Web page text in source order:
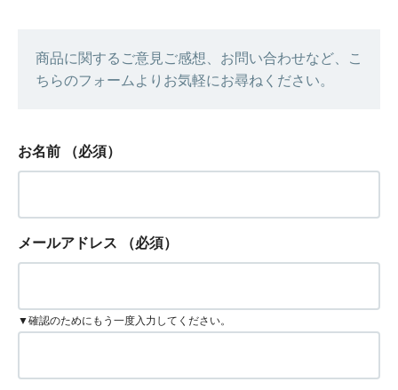
商品に関するご意見ご感想、お問い合わせなど、こ
ちらのフォームよりお気軽にお尋ねください。
お名前 （必須）
メールアドレス （必須）
▼確認のためにもう一度入力してください。